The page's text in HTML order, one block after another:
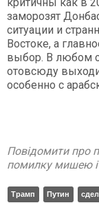
заморозят
ситуации и
Востоке, а
выбор. В любом
отовсюду
особенно с
Повідомити про
помилку мишею і
Трамп Путин